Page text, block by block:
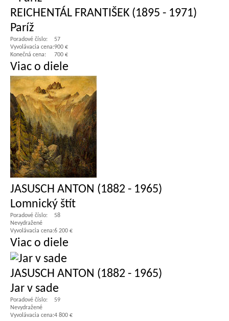
REICHENTÁL FRANTIŠEK (1895 - 1971)
Paríž
Poradové číslo:
57
Vyvolávacia cena:900 €
Konečná cena:
700 €
Viac o diele
JASUSCH ANTON (1882 - 1965)
Lomnický štít
Poradové číslo:
58
Nevydražené
Vyvolávacia cena:6 200 €
Viac o diele
JASUSCH ANTON (1882 - 1965)
Jar v sade
Poradové číslo:
59
Nevydražené
Vyvolávacia cena:4 800 €